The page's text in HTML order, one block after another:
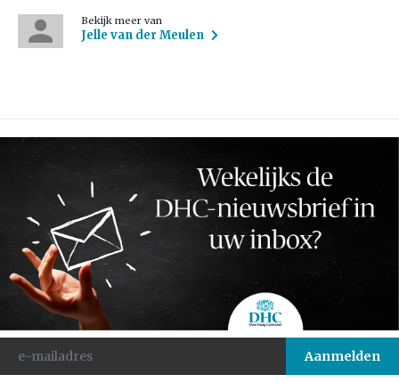
Bekijk meer van
Jelle van der Meulen